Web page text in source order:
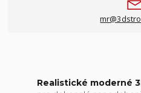
Realistické moderné